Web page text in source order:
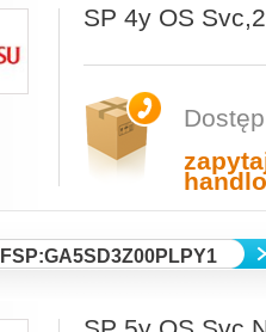
SP 4y OS
FSP:GA5SD3Z00PLPY1